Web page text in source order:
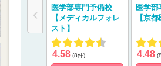
医学部専門予備校
【メディカルフォレ
スト】
4.58 (8件)
医学
【京都
4.48